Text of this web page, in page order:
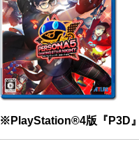
※PlayStation®4版『P3D